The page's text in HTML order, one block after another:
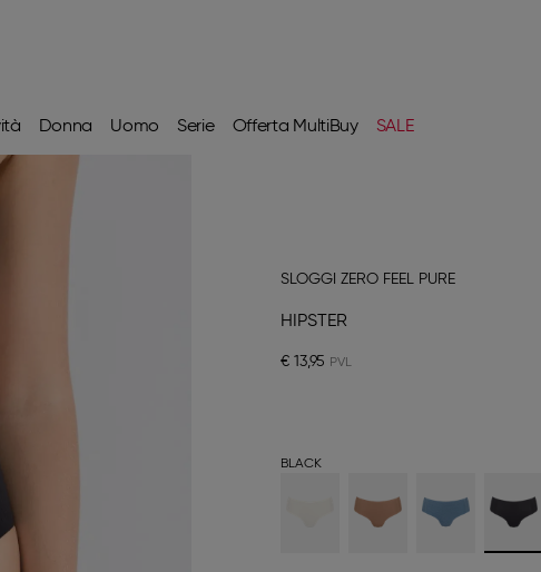
Donna Uomo Serie Offerta MultiBuy SALE
SLOGGI ZERO FEEL PURE
HIPSTER
€ 13,95
BLACK